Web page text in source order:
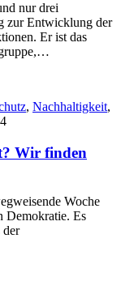
nur drei
zur Entwicklung der
Er ist das
, Nachhaltigkeit,
Wir finden
Woche
Demokratie. Es
der